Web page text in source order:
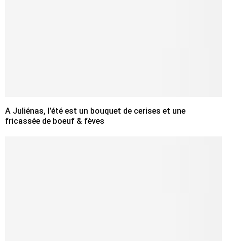
A Juliénas, l’été est un bouquet de cerises et une
fricassée de boeuf & fèves